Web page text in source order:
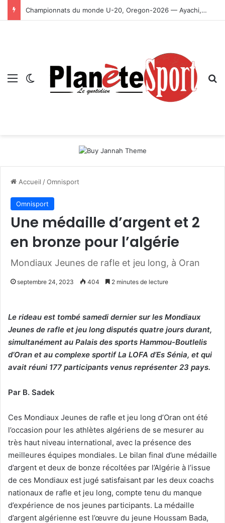
Championnats du monde U-20, Oregon-2026 — Ayachi, Dissa, Touahria et Ghezali en finale
Menu Switch skin
Accueil /Omnisport
Omnisport
Une médaille d’argent et 2
en bronze pour l’algérie
Mondiaux Jeunes de rafle et jeu long, à Oran
septembre 24, 2023 404 2 minutes de lecture
Le rideau est tombé samedi dernier sur les Mondiaux
Jeunes de rafle et jeu long disputés quatre jours durant,
simultanément au Palais des sports Hammou-Boutlelis
d’Oran et au complexe sportif La LOFA d’Es Sénia, et qui
avait réuni 177 participants venus représenter 23 pays.
Par B. Sadek
Ces Mondiaux Jeunes de rafle et jeu long d’Oran ont été
l’occasion pour les athlètes algériens de se mesurer au
très haut niveau international, avec la présence des
meilleures équipes mondiales. Le bilan final d’une médaille
d’argent et deux de bonze récoltées par l’Algérie à l’issue
de ces Mondiaux est jugé satisfaisant par les deux coachs
nationaux de rafle et jeu long, compte tenu du manque
d’expérience de nos jeunes participants. La médaille
d’argent algérienne est l’œuvre du jeune Houssam Bada,